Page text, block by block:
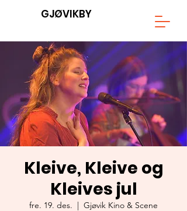
GJØVIKBY
Kleive, Kleive og
Kleives jul
fre. 19. des.
  |
Gjøvik Kino & Scene